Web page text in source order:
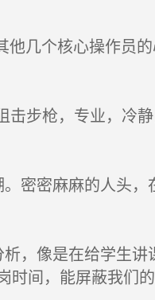
几个核心操作员
步枪，专业，冷
密密麻麻的人头，
，像是在给学生讲
时间，能屏蔽我们